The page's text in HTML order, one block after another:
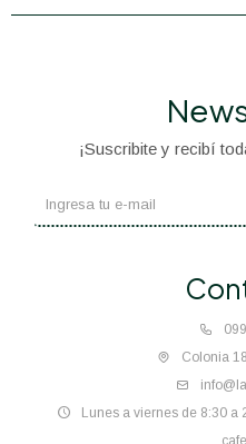
Colonia
Lunes a viernes de 8:30 a
¡Suscribite y recibí